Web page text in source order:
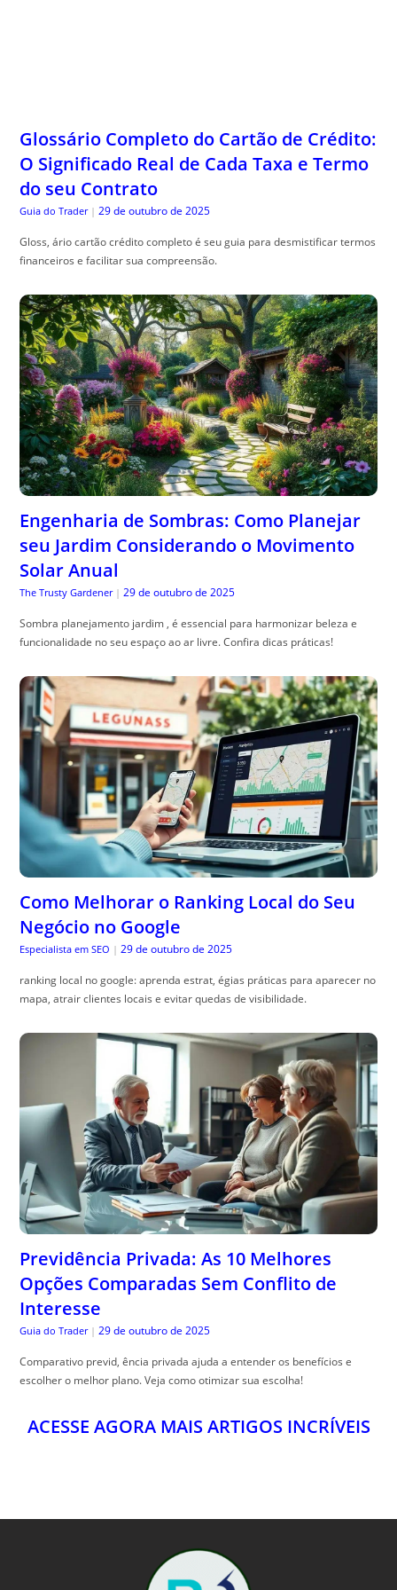
Glossário Completo do Cartão de Crédito:
O Significado Real de Cada Taxa e Termo
do seu Contrato
Guia do Trader | 29 de outubro de 2025
Gloss, ário cartão crédito completo é seu guia para desmistificar termos
financeiros e facilitar sua compreensão.
Engenharia de Sombras: Como Planejar
seu Jardim Considerando o Movimento
Solar Anual
The Trusty Gardener | 29 de outubro de 2025
Sombra planejamento jardim , é essencial para harmonizar beleza e
funcionalidade no seu espaço ao ar livre. Confira dicas práticas!
Como Melhorar o Ranking Local do Seu
Negócio no Google
Especialista em SEO | 29 de outubro de 2025
ranking local no google: aprenda estrat, égias práticas para aparecer no
mapa, atrair clientes locais e evitar quedas de visibilidade.
Previdência Privada: As 10 Melhores
Opções Comparadas Sem Conflito de
Interesse
Guia do Trader | 29 de outubro de 2025
Comparativo previd, ência privada ajuda a entender os benefícios e
escolher o melhor plano. Veja como otimizar sua escolha!
ACESSE AGORA MAIS ARTIGOS INCRÍVEIS